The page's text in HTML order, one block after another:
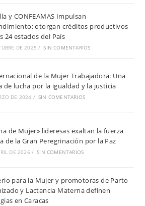
y CONFEAMAS Impulsan
otorgan créditos productivos
24 estados del País
DE 2025 / SIN COMENTARIOS
de la Mujer Trabajadora: Una
de lucha por la igualdad y la justicia
DE 2024 / SIN COMENTARIOS
de Mujer» lideresas exaltan la fuerza
de la Gran Peregrinación por la Paz
DE 2026 / SIN COMENTARIOS
para la Mujer y promotoras de Parto
y Lactancia Materna definen
en Caracas